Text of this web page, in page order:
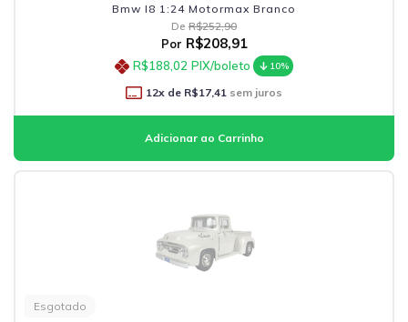
Bmw I8 1:24 Motormax Branco
De R$252,90
Por R$208,91
R$188,02 PIX/boleto 10%
12x de R$17,41 sem juros
Esgotado